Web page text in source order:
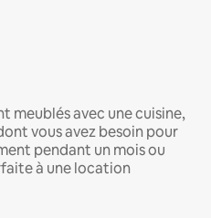
meublés avec une cuisine,
vous avez besoin pour
pendant un mois ou
à une location